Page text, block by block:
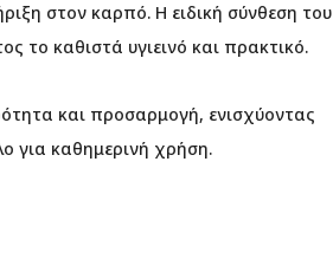
στον καρπό. Η ειδική σύνθεση του
το καθιστά υγιεινό και πρακτικό.
και προσαρμογή, ενισχύοντας
για καθημερινή χρήση.